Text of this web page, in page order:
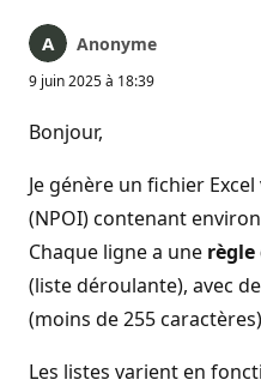
Anonyme
9 juin 2025 à 18:39
Bonjour,
Je génère un fichier
(NPOI) contenant environ
Chaque ligne a une
(liste déroulante), avec
(moins de 255
Les listes varient en